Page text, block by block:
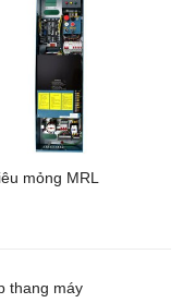
mỏng MRL
thang máy